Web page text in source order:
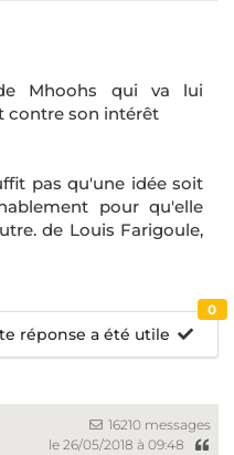
Mhoohs qui va lui
contre son intérêt
pas qu'une idée soit
pour qu'elle
de Louis Farigoule,
réponse a été utile
0
16210 messages
le 26/05/2018 à 09:48